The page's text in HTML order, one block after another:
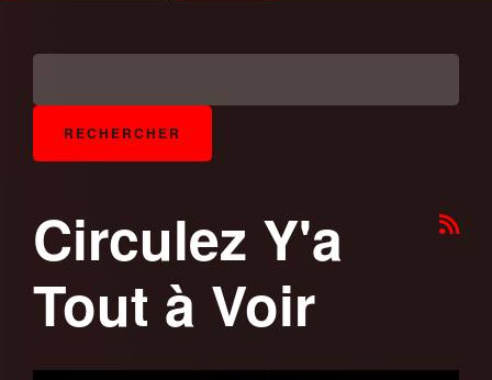
Circulez Y'a
Tout à Voir